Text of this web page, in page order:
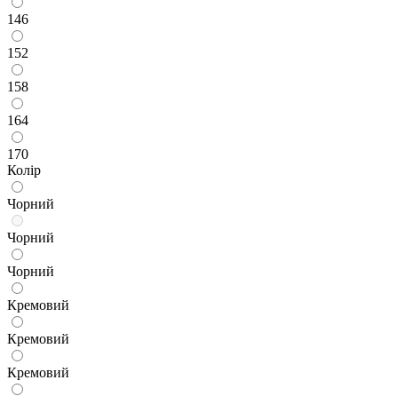
146
152
158
164
170
Колір
Чорний
Чорний
Чорний
Кремовий
Кремовий
Кремовий